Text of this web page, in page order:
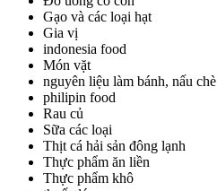
Gạo và các loại hạt
Gia vị
indonesia food
Món vặt
nguyên liệu làm bánh, nấu chè
philipin food
Rau củ
Sữa các loại
Thịt cá hải sản đông lạnh
Thực phẩm ăn liền
Thực phẩm khô